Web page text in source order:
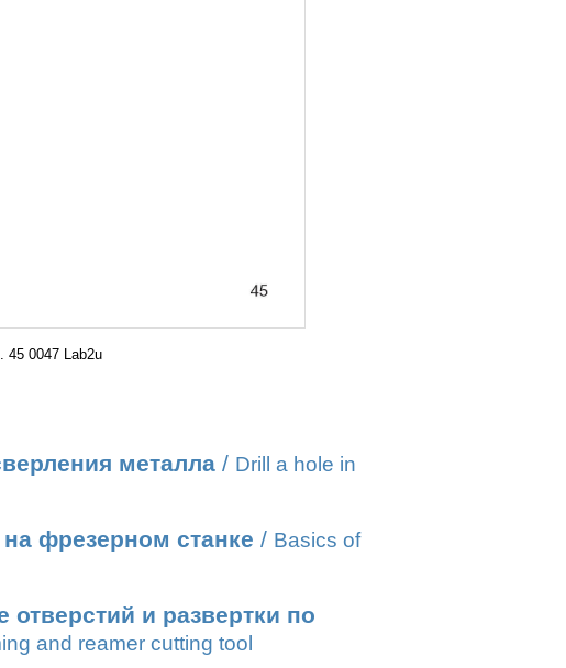
45 0047 Lab2u
металла / Drill a hole in
фрезерном станке / Basics of
отверстий и развертки по
and reamer cutting tool